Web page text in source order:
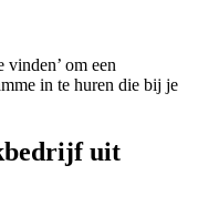
om een
in te huren die bij je
uit